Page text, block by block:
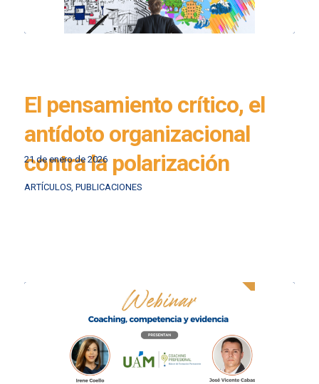
El pensamiento crítico, el
antídoto organizacional
contra la polarización
ARTÍCULOS, PUBLICACIONES
21 de enero de 2026